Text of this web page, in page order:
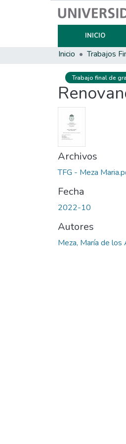
INICIO
Inicio
Trabajo final de
Archivos
TFG - Meza
Fecha
2022-10
Autores
Meza, María de los